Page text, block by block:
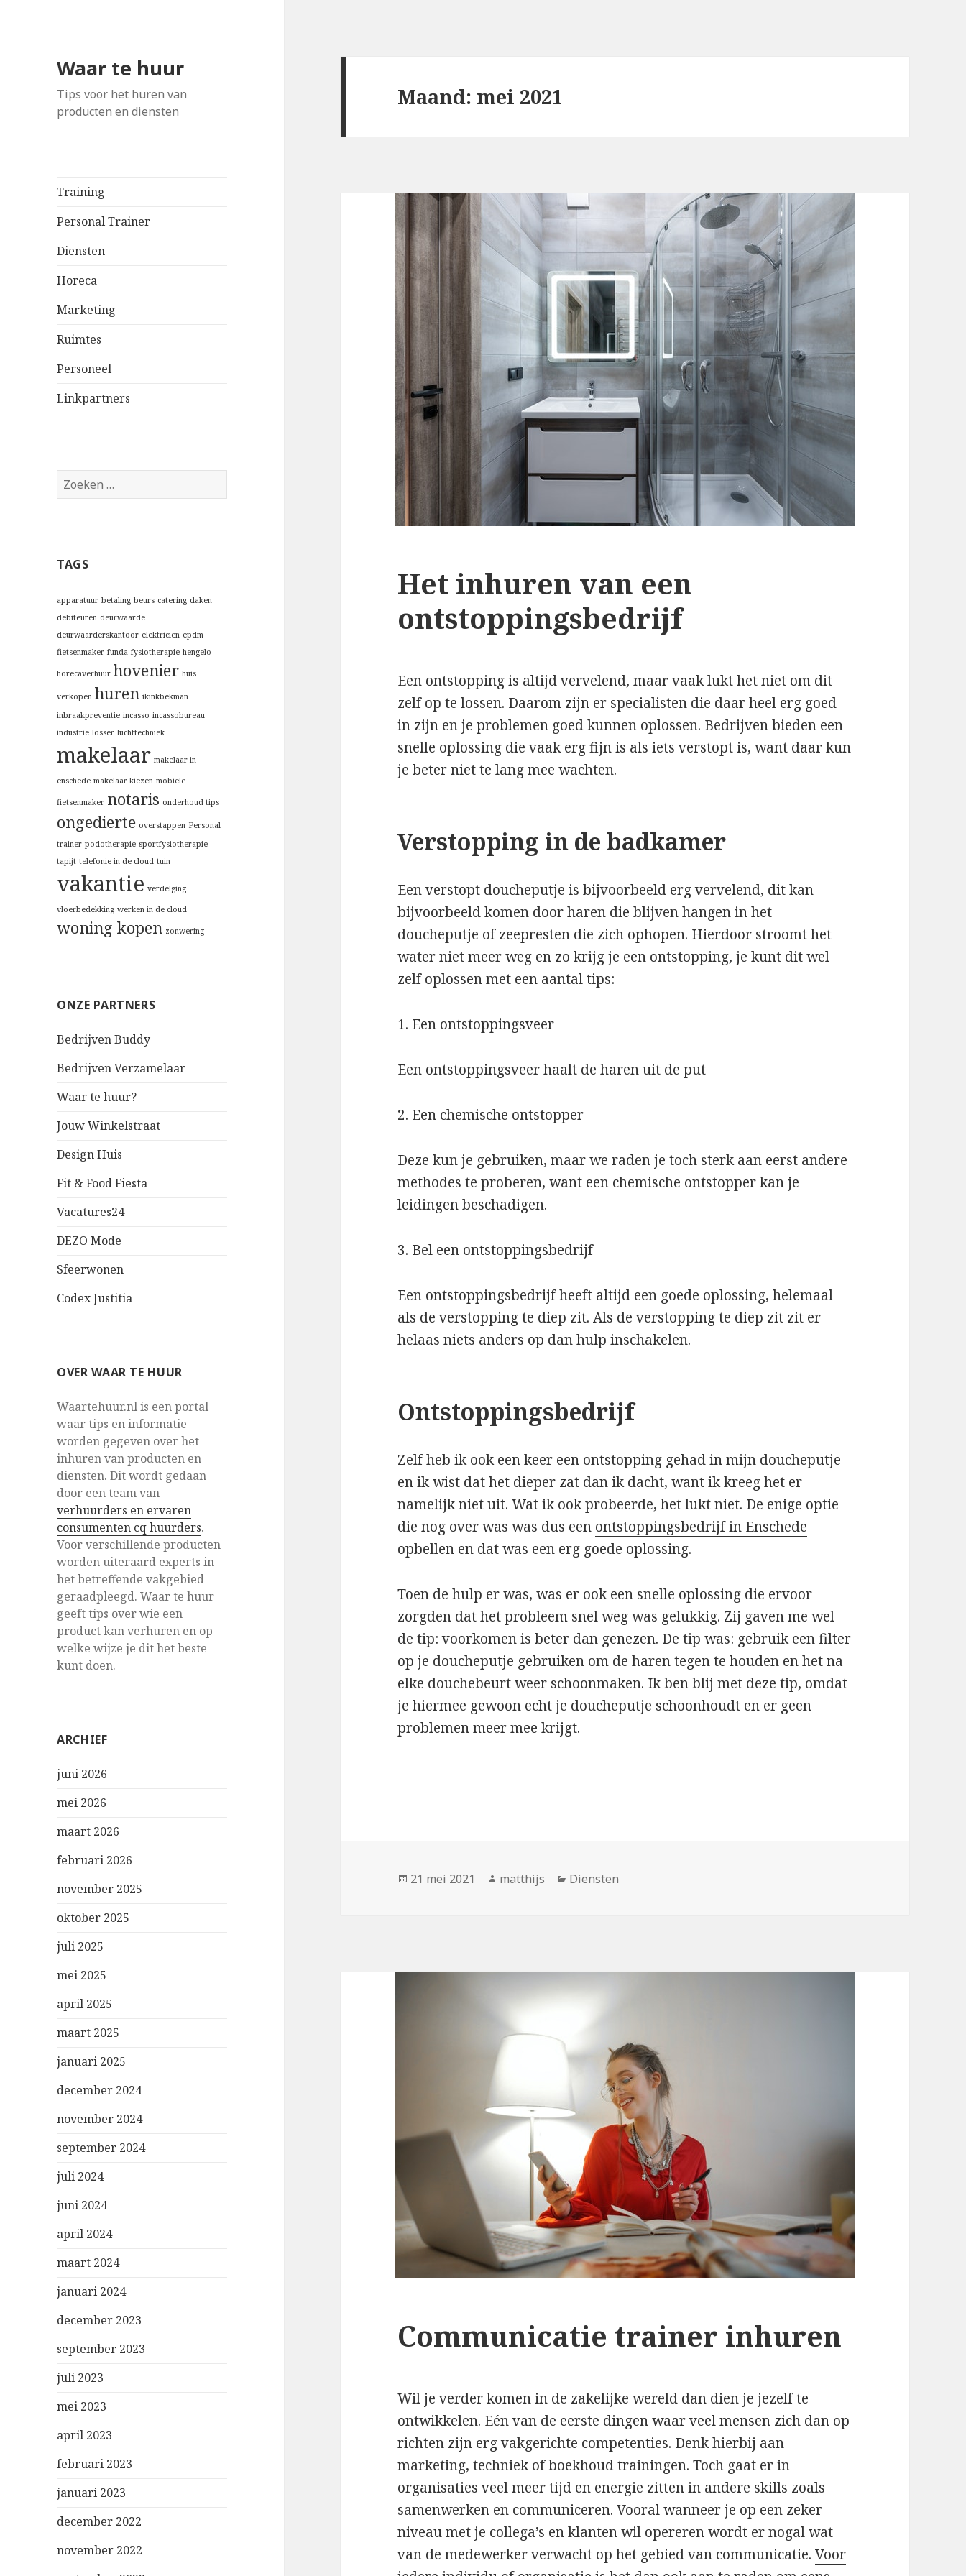
Waar te huur
Tips voor het huren van
producten en diensten
Training
Personal Trainer
Diensten
Horeca
Marketing
Ruimtes
Personeel
Linkpartners
Z
o
n
a
a
r
:
TAGS
apparatuur betaling beurs catering daken
debiteuren deurwaarde
deurwaarderskantoor elektricien epdm
fietsenmaker funda fysiotherapie hengelo
horecaverhuur hovenier huis
verkopen huren ikinkbekman
inbraakpreventie incasso incassobureau
industrie losser luchttechniek
makelaar makelaar in
enschede makelaar kiezen mobiele
fietsenmaker notaris onderhoud tips
ongedierte overstappen Personal
trainer podotherapie sportfysiotherapie
tapijt telefonie in de cloud tuin
vakantie verdelging
vloerbedekking werken in de cloud
woning kopen zonwering
ONZE PARTNERS
Bedrijven Buddy
Bedrijven Verzamelaar
Waar te huur?
Jouw Winkelstraat
Design Huis
Fit & Food Fiesta
Vacatures24
DEZO Mode
Sfeerwonen
Codex Justitia
OVER WAAR TE HUUR
Waartehuur.nl is een portal
waar tips en informatie
worden gegeven over het
inhuren van producten en
diensten. Dit wordt gedaan
door een team van
verhuurders en ervaren
consumenten cq huurders.
Voor verschillende producten
worden uiteraard experts in
het betreffende vakgebied
geraadpleegd. Waar te huur
geeft tips over wie een
product kan verhuren en op
welke wijze je dit het beste
kunt doen.
ARCHIEF
juni 2026
mei 2026
maart 2026
februari 2026
november 2025
oktober 2025
juli 2025
mei 2025
april 2025
maart 2025
januari 2025
december 2024
november 2024
september 2024
juli 2024
juni 2024
april 2024
maart 2024
januari 2024
december 2023
september 2023
juli 2023
mei 2023
april 2023
februari 2023
januari 2023
december 2022
november 2022
Maand: mei 2021
Het inhuren van een
ontstoppingsbedrijf
Een ontstopping is altijd vervelend, maar vaak lukt het niet om dit
zelf op te lossen. Daarom zijn er specialisten die daar heel erg goed
in zijn en je problemen goed kunnen oplossen. Bedrijven bieden een
snelle oplossing die vaak erg fijn is als iets verstopt is, want daar kun
je beter niet te lang mee wachten.
Verstopping in de badkamer
Een verstopt doucheputje is bijvoorbeeld erg vervelend, dit kan
bijvoorbeeld komen door haren die blijven hangen in het
doucheputje of zeepresten die zich ophopen. Hierdoor stroomt het
water niet meer weg en zo krijg je een ontstopping, je kunt dit wel
zelf oplossen met een aantal tips:
1. Een ontstoppingsveer
Een ontstoppingsveer haalt de haren uit de put
2. Een chemische ontstopper
Deze kun je gebruiken, maar we raden je toch sterk aan eerst andere
methodes te proberen, want een chemische ontstopper kan je
leidingen beschadigen.
3. Bel een ontstoppingsbedrijf
Een ontstoppingsbedrijf heeft altijd een goede oplossing, helemaal
als de verstopping te diep zit. Als de verstopping te diep zit zit er
helaas niets anders op dan hulp inschakelen.
Ontstoppingsbedrijf
Zelf heb ik ook een keer een ontstopping gehad in mijn doucheputje
en ik wist dat het dieper zat dan ik dacht, want ik kreeg het er
namelijk niet uit. Wat ik ook probeerde, het lukt niet. De enige optie
die nog over was was dus een ontstoppingsbedrijf in Enschede
opbellen en dat was een erg goede oplossing.
Toen de hulp er was, was er ook een snelle oplossing die ervoor
zorgden dat het probleem snel weg was gelukkig. Zij gaven me wel
de tip: voorkomen is beter dan genezen. De tip was: gebruik een filter
op je doucheputje gebruiken om de haren tegen te houden en het na
elke douchebeurt weer schoonmaken. Ik ben blij met deze tip, omdat
je hiermee gewoon echt je doucheputje schoonhoudt en er geen
problemen meer mee krijgt.
Geplaatst
21 mei 2021 Auteur
matthijs Categorieën
Diensten
Communicatie trainer inhuren
Wil je verder komen in de zakelijke wereld dan dien je jezelf te
ontwikkelen. Eén van de eerste dingen waar veel mensen zich dan op
richten zijn erg vakgerichte competenties. Denk hierbij aan
marketing, techniek of boekhoud trainingen. Toch gaat er in
organisaties veel meer tijd en energie zitten in andere skills zoals
samenwerken en communiceren. Vooral wanneer je op een zeker
niveau met je collega’s en klanten wil opereren wordt er nogal wat
van de medewerker verwacht op het gebied van communicatie.Voor